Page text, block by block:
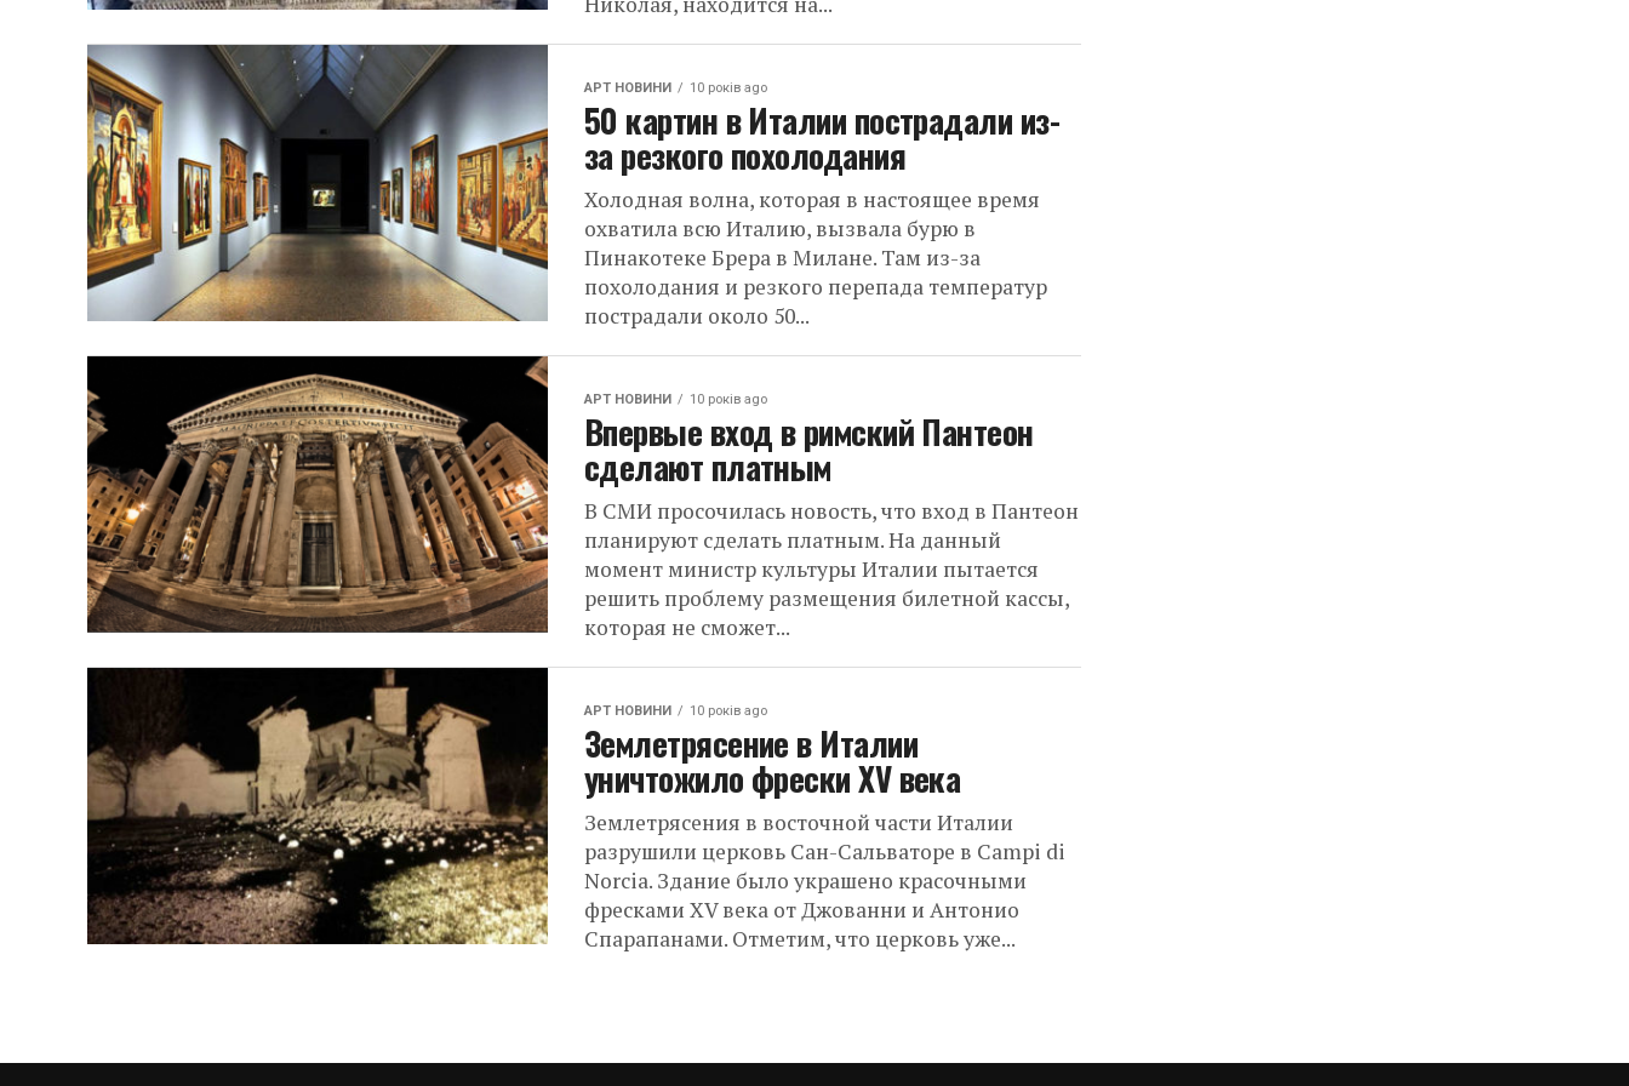
АРТ НОВИНИ 10 років ago
50 картин в Италии пострадали из-
за резкого похолодания
Холодная волна, которая в настоящее время
охватила всю Италию, вызвала бурю в
Пинакотеке Брера в Милане. Там из-за
похолодания и резкого перепада температур
пострадали около 50...
АРТ НОВИНИ 10 років ago
Впервые вход в римский Пантеон
сделают платным
В СМИ просочилась новость, что вход в Пантеон
планируют сделать платным. На данный
момент министр культуры Италии пытается
решить проблему размещения билетной кассы,
которая не сможет...
АРТ НОВИНИ 10 років ago
Землетрясение в Италии
уничтожило фрески XV века
Землетрясения в восточной части Италии
разрушили церковь Сан-Сальваторе в Campi di
Norcia. Здание было украшено красочными
фресками XV века от Джованни и Антонио
Спарапанами. Отметим, что церковь уже...